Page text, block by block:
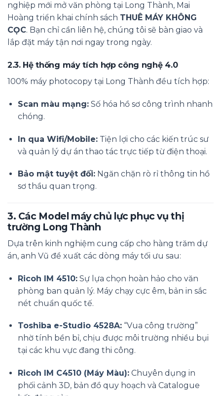
nghiệp mới mở văn phòng tại Long Thành, Mai
Hoàng triển khai chính sách THUÊ MÁY KHÔNG
CỌC. Bạn chỉ cần liên hệ, chúng tôi sẽ bàn giao và
lắp đặt máy tận nơi ngay trong ngày.
2.3. Hệ thống máy tích hợp công nghệ 4.0
100% máy photocopy tại Long Thành đều tích hợp:
Scan màu mạng:Số hóa hồ sơ công trình nhanh
chóng.
In qua Wifi/Mobile:Tiện lợi cho các kiến trúc sư
và quản lý dự án thao tác trực tiếp từ điện thoại.
Bảo mật tuyệt đối:Ngăn chặn rò rỉ thông tin hồ
sơ thầu quan trọng.
3. Các Model máy chủ lực phục vụ thị
trường Long Thành
Dựa trên kinh nghiệm cung cấp cho hàng trăm dự
án, anh Vũ đề xuất các dòng máy tối ưu sau:
Ricoh IM 4510:Sự lựa chọn hoàn hảo cho văn
phòng ban quản lý. Máy chạy cực êm, bản in sắc
nét chuẩn quốc tế.
Toshiba e-Studio 4528A:“Vua công trường”
nhờ tính bền bỉ, chịu được môi trường nhiều bụi
tại các khu vực đang thi công.
Ricoh IM C4510 (Máy Màu):Chuyên dụng in
phối cảnh 3D, bản đồ quy hoạch và Catalogue